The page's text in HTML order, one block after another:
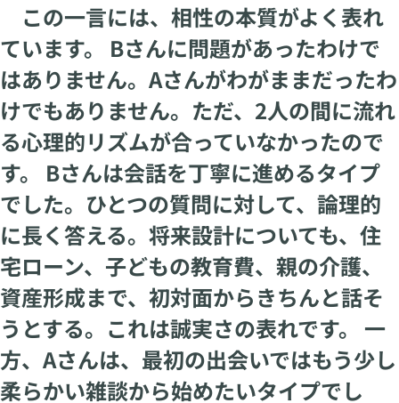
この一言には、相性の本質がよく表れ
ています。 Bさんに問題があったわけで
はありません。Aさんがわがままだったわ
けでもありません。ただ、2人の間に流れ
る心理的リズムが合っていなかったので
す。 Bさんは会話を丁寧に進めるタイプ
でした。ひとつの質問に対して、論理的
に長く答える。将来設計についても、住
宅ローン、子どもの教育費、親の介護、
資産形成まで、初対面からきちんと話そ
うとする。これは誠実さの表れです。 一
方、Aさんは、最初の出会いではもう少し
柔らかい雑談から始めたいタイプでし